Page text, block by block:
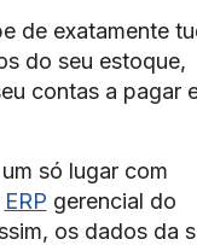
de exatamente
do seu estoque,
contas a pagar
só lugar com
ERP gerencial do
os dados da